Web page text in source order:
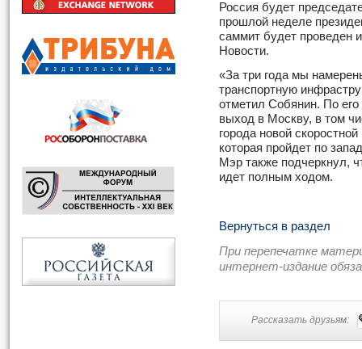
Россия будет
прошлой неделе
саммит будет проведен
Новости.
«За три года мы
транспортную
отметил Собянин. По
выход в Москву, в том
города новой
которая пройдет по
Мэр также подчеркнул,
идет полным ходом.
Вернуться в раздел
При перепечатке
интернет-издание
Рассказать друзьям: